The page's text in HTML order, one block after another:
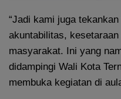
“Jadi kami juga
akuntabilitas,
masyarakat. Ini yang
didampingi Wali Kota
membuka kegiatan di